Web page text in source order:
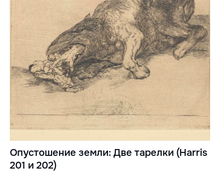
Опустошение земли: Две тарелки (Harris
201 и 202)